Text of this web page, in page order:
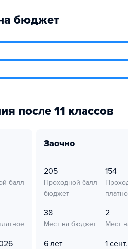
бюджет
после 11 классов
балл
заочно
205
Проходной балл
бюджет
154
38
Мест на бюджет
2
Мест
6 лет 1